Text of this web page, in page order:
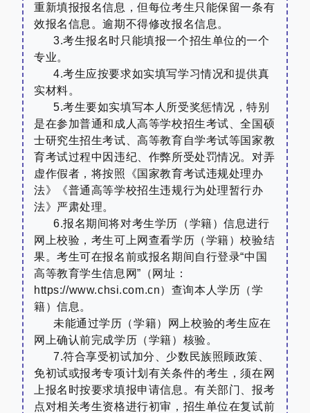
重新填报报名信息，但每位考生只能保留一条有
效报名信息。逾期不得修改报名信息。
3.考生报名时只能填报一个招生单位的一个
专业。
4.考生应按要求如实填写学习情况和提供真
实材料。
5.考生要如实填写本人所受奖惩情况，特别
是在参加普通和成人高等学校招生考试、全国硕
士研究生招生考试、高等教育自学考试等国家教
育考试过程中因违纪、作弊所受处罚情况。对弄
虚作假者，将按照《国家教育考试违规处理办
法》《普通高等学校招生违规行为处理暂行办
法》严肃处理。
6.报名期间将对考生学历（学籍）信息进行
网上校验，考生可上网查看学历（学籍）校验结
果。考生可在报名前或报名期间自行登录“中国
高等教育学生信息网” （网址：
https://www.chsi.com.cn）查询本人学历（学
籍）信息。
未能通过学历（学籍）网上校验的考生应在
网上确认前完成学历（学籍）核验。
7.符合享受初试加分、少数民族照顾政策、
免初试或报考专项计划有关条件的考生，须在网
上报名时按要求填报申请信息。有关部门、报考
点对相关考生资格进行初审，招生单位在复试前